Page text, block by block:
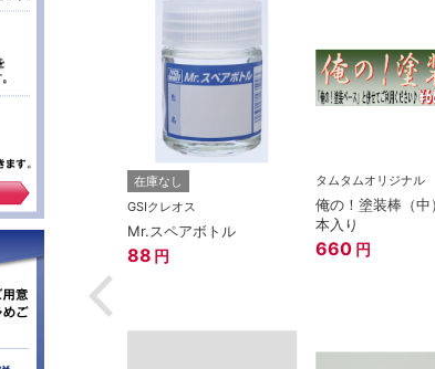
イサー1000
徳用）
在庫なし
GSIクレオス
Mr.スペアボトル
88 円
タムタムオリジナル
俺の！塗装棒（
本入り
660 円